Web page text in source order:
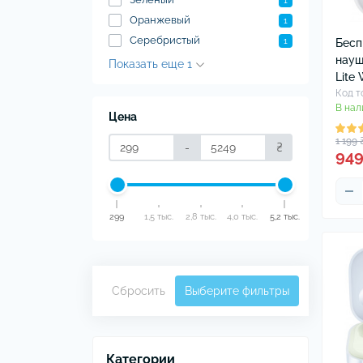
Оранжевый 1
Серебристый 1
Показать еще 1
Цена
- ₴
299 1,5 тыс. 2,8 тыс. 4,0 тыс. 5,2 тыс.
Сбросить Выберите фильтры
Категории
Lite
Код
В
1 199